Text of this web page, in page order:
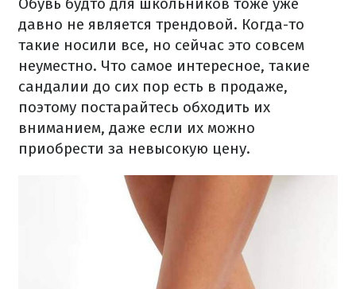
давно не является трендовой. Когда-то
такие носили все, но сейчас это совсем
неуместно. Что самое интересное, такие
сандалии до сих пор есть в продаже,
поэтому постарайтесь обходить их
вниманием, даже если их можно
приобрести за невысокую цену.